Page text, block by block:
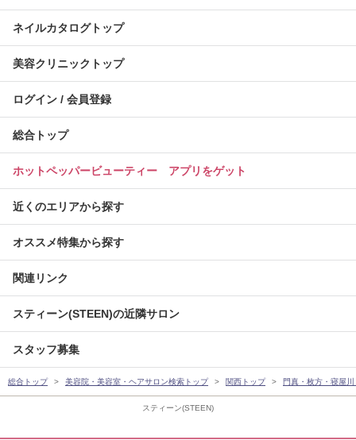
スティーン(STEEN)
ネイルカタログトップ
美容クリニックトップ
ログイン / 会員登録
総合トップ
ホットペッパービューティー アプリをゲット
近くのエリアから探す
オススメ特集から探す
関連リンク
スティーン(STEEN)の近隣サロン
スタッフ募集
総合トップ 美容院・美容室・ヘアサロン検索トップ 関西トップ 門真・枚方・寝屋